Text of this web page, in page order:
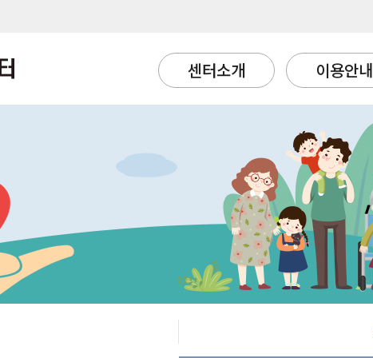
센터소개 이용안내